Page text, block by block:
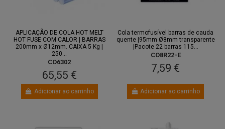
APLICAÇÃO DE COLA HOT MELT
HOT FUSE COM CALOR | BARRAS
200mm x Ø12mm. CAIXA 5 Kg |
250...
CO6302
65,55 €
Adicionar ao carrinho
Cola termofusível barras de cauda
quente |95mm Ø8mm transparente
|Pacote 22 barras 115...
CO8R22-E
7,59 €
Adicionar ao carrinho